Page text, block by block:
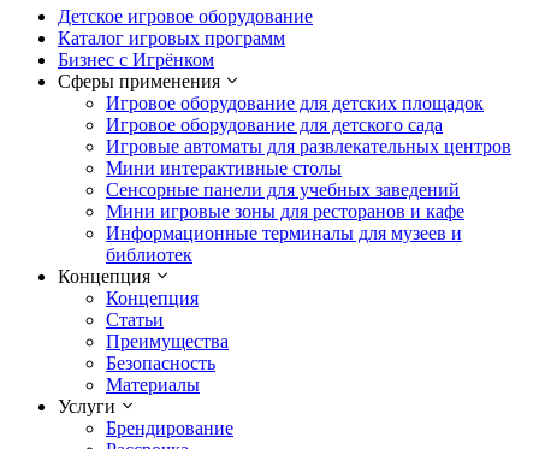
Детское игровое оборудование
Каталог игровых программ
Бизнес с Игрёнком
Сферы применения
Игровое оборудование для детских площадок
Игровое оборудование для детского сада
Игровые автоматы для развлекательных центров
Мини интерактивные столы
Сенсорные панели для учебных заведений
Мини игровые зоны для ресторанов и кафе
Информационные терминалы для музеев и
библиотек
Концепция
Концепция
Статьи
Преимущества
Безопасность
Материалы
Услуги
Брендирование